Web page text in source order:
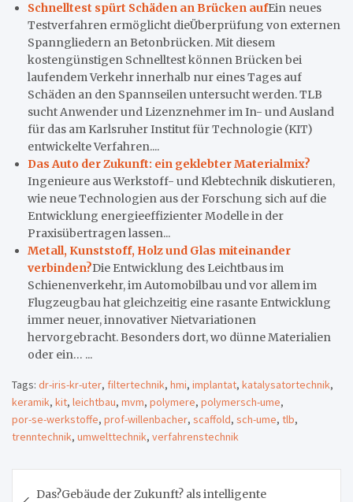
Schnelltest spürt Schäden an Brücken aufEin neues
Testverfahren ermöglicht dieÜberprüfung von externen
Spanngliedern an Betonbrücken. Mit diesem
kostengünstigen Schnelltest können Brücken bei
laufendem Verkehr innerhalb nur eines Tages auf
Schäden an den Spannseilen untersucht werden. TLB
sucht Anwender und Lizenznehmer im In- und Ausland
für das am Karlsruher Institut für Technologie (KIT)
entwickelte Verfahren....
Das Auto der Zukunft: ein geklebter Materialmix?
Ingenieure aus Werkstoff- und Klebtechnik diskutieren,
wie neue Technologien aus der Forschung sich auf die
Entwicklung energieeffizienter Modelle in der
Praxisübertragen lassen...
Metall, Kunststoff, Holz und Glas miteinander
verbinden?Die Entwicklung des Leichtbaus im
Schienenverkehr, im Automobilbau und vor allem im
Flugzeugbau hat gleichzeitig eine rasante Entwicklung
immer neuer, innovativer Nietvariationen
hervorgebracht. Besonders dort, wo dünne Materialien
oder ein… ...
Tags: dr-iris-kr-uter, filtertechnik, hmi, implantat, katalysatortechnik,
keramik, kit, leichtbau, mvm, polymere, polymersch-ume,
por-se-werkstoffe, prof-willenbacher, scaffold, sch-ume, tlb,
trenntechnik, umwelttechnik, verfahrenstechnik
Das?Gebäude der Zukunft? als intelligente